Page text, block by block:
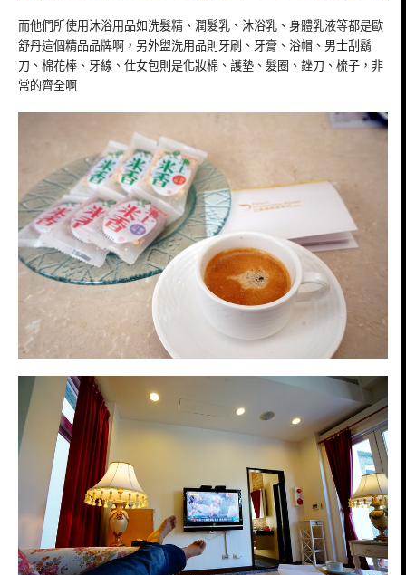
而他們所使用沐浴用品如洗髮精、潤髮乳、沐浴乳、身體乳液等都是歐
舒丹這個精品品牌啊，另外盥洗用品則牙刷、牙膏、浴帽、男士刮鬍
刀、棉花棒、牙線、仕女包則是化妝棉、護墊、髮圈、銼刀、梳子，非
常的齊全啊